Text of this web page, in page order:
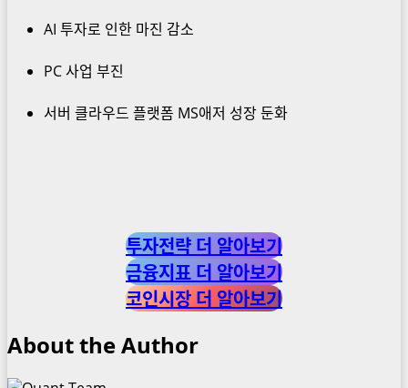
AI 투자로 인한 마진 감소
PC 사업 부진
서버 클라우드 플랫폼 MS애저 성장 둔화
투자전략 더 알아보기
금융지표 더 알아보기
코인시장 더 알아보기
About the Author